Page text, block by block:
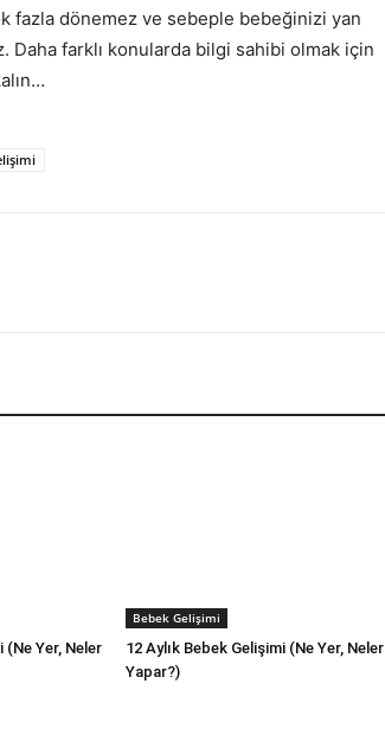
fazla dönemez ve sebeple bebeğinizi yan
Daha farklı konularda bilgi sahibi olmak için
(Ne Yer, Neler
Bebek Gelişimi
12 Aylık Bebek Gelişimi (Ne Yer, Neler
Yapar?)